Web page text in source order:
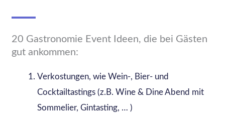
20 Gastronomie Event Ideen, die bei Gästen
gut ankommen:
Verkostungen, wie Wein-, Bier- und
Cocktailtastings (z.B. Wine & Dine Abend mit
Sommelier, Gintasting, … )